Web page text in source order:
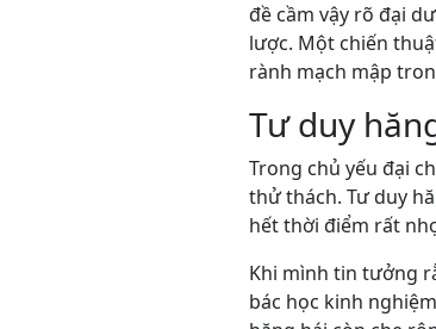
đề cầm vậy rõ đại
lược. Một chiến
rành mạch mập
Tư duy
Trong chủ yếu đại
thử thách. Tư duy
hết thời điểm rất
Khi mình tin tưởng
bác học kinh